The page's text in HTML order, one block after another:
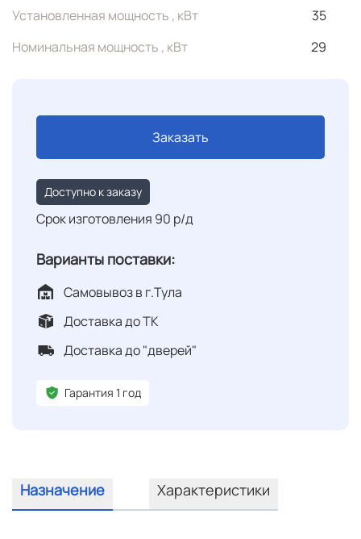
Установленная мощность , кВт
35
Номинальная мощность , кВт
29
Заказать
Доступно к заказу
Срок изготовления 90 р/д
Варианты поставки:
Самовывоз в г.Тула
Доставка до ТК
Доставка до "дверей"
Гарантия 1 год
Назначение Характеристики